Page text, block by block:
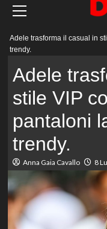
principale
Adele trasforma il casual in
trendy.
Adele
stile VIP
pantaloni
trendy.
Anna Gaia Cavallo 8